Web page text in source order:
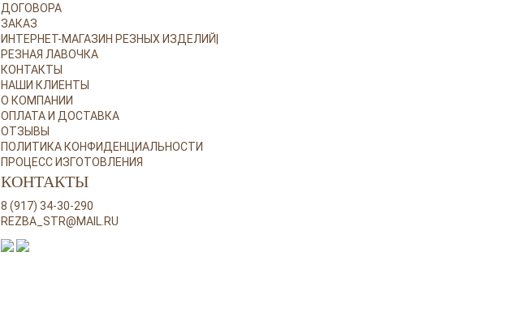
ДОГОВОРА
ЗАКАЗ
ИНТЕРНЕТ-МАГАЗИН РЕЗНЫХ ИЗДЕЛИЙ|
РЕЗНАЯ ЛАВОЧКА
КОНТАКТЫ
НАШИ КЛИЕНТЫ
О КОМПАНИИ
ОПЛАТА И ДОСТАВКА
ОТЗЫВЫ
ПОЛИТИКА КОНФИДЕНЦИАЛЬНОСТИ
ПРОЦЕСС ИЗГОТОВЛЕНИЯ
КОНТАКТЫ
8 (917) 34-30-290
REZBA_STR@MAIL.RU